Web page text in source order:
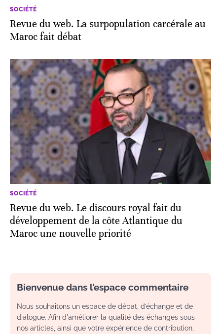
SOCIÉTÉ
Revue du web. La surpopulation carcérale au
Maroc fait débat
SOCIÉTÉ
Revue du web. Le discours royal fait du
développement de la côte Atlantique du
Maroc une nouvelle priorité
Bienvenue dans l’espace commentaire
Nous souhaitons un espace de débat, d’échange et de
dialogue. Afin d'améliorer la qualité des échanges sous
nos articles, ainsi que votre expérience de contribution,